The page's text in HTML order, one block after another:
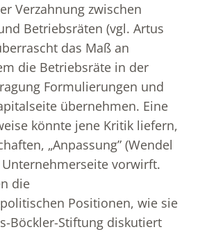
Verzahnung zwischen
Betriebsräten (vgl. Artus
das Maß an
die Betriebsräte in der
Formulierungen und
übernehmen. Eine
könnte jene Kritik liefern,
„Anpassung” (Wendel
Unternehmerseite vorwirft.
die
Positionen, wie sie
Böckler-Stiftung diskutiert